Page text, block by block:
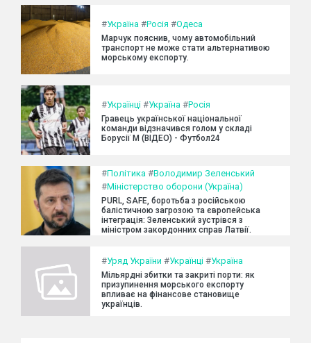
#Україна #Росія #Одеса
Марчук пояснив, чому автомобільний
транспорт не може стати альтернативою
морському експорту.
#Українці #Україна #Росія
Гравець української національної
команди відзначився голом у складі
Борусії М (ВІДЕО) - Футбол24
#Політика #Володимир Зеленський
#Міністерство оборони (Україна)
PURL, SAFE, боротьба з російською
балістичною загрозою та європейська
інтеграція: Зеленський зустрівся з
міністром закордонних справ Латвії.
#Уряд України #Українці #Україна
Мільярдні збитки та закриті порти: як
призупинення морського експорту
впливає на фінансове становище
українців.